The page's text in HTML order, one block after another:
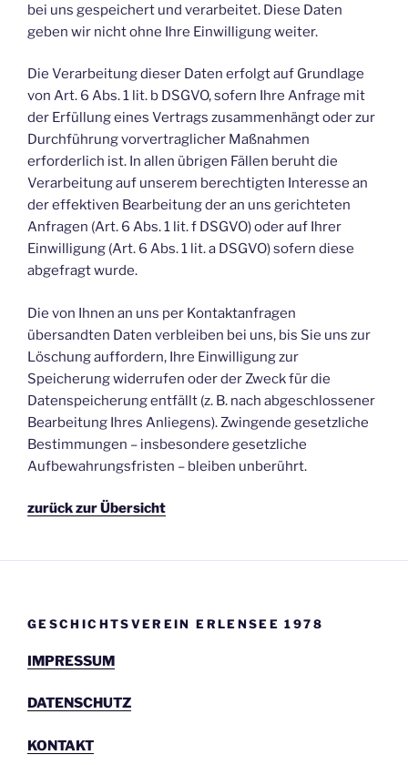
bei uns gespeichert und verarbeitet. Diese Daten
geben wir nicht ohne Ihre Einwilligung weiter.
Die Verarbeitung dieser Daten erfolgt auf Grundlage
von Art. 6 Abs. 1 lit. b DSGVO, sofern Ihre Anfrage mit
der Erfüllung eines Vertrags zusammenhängt oder zur
Durchführung vorvertraglicher Maßnahmen
erforderlich ist. In allen übrigen Fällen beruht die
Verarbeitung auf unserem berechtigten Interesse an
der effektiven Bearbeitung der an uns gerichteten
Anfragen (Art. 6 Abs. 1 lit. f DSGVO) oder auf Ihrer
Einwilligung (Art. 6 Abs. 1 lit. a DSGVO) sofern diese
abgefragt wurde.
Die von Ihnen an uns per Kontaktanfragen
übersandten Daten verbleiben bei uns, bis Sie uns zur
Löschung auffordern, Ihre Einwilligung zur
Speicherung widerrufen oder der Zweck für die
Datenspeicherung entfällt (z. B. nach abgeschlossener
Bearbeitung Ihres Anliegens). Zwingende gesetzliche
Bestimmungen – insbesondere gesetzliche
Aufbewahrungsfristen – bleiben unberührt.
zurück zur Übersicht
GESCHICHTSVEREIN ERLENSEE 1978
IMPRESSUM
DATENSCHUTZ
KONTAKT